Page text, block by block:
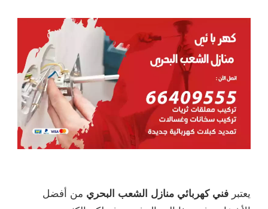
يعتبر فني كهربائي منازل الشعب البحري من أفضل